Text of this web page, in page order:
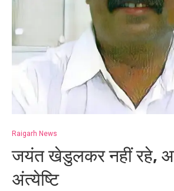
Raigarh News
जयंत खेडुलकर नहीं रहे,
अंत्येष्टि